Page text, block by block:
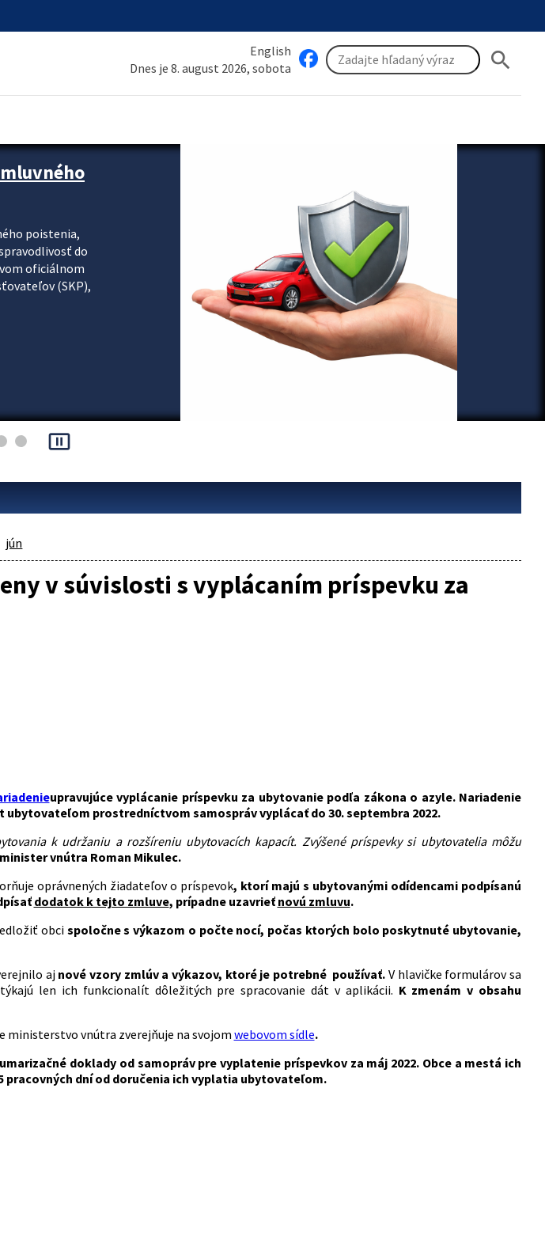
English
Dnes je 8. august 2026, sobota
search
poistenia,
do
oficiálnom
(SKP),
pause_presentation
jún
v súvislosti s vyplácaním príspevku za
upravujúce vyplácanie príspevku za ubytovanie podľa zákona o azyle. Nariadenie
ubytovateľom prostredníctvom samospráv vyplácať do 30. septembra 2022.
k udržaniu a rozšíreniu ubytovacích kapacít. Zvýšené príspevky si ubytovatelia môžu
minister vnútra Roman Mikulec.
oprávnených žiadateľov o príspevok, ktorí majú s ubytovanými odídencami podpísanú
dodatok k tejto zmluve, prípadne uzavrieť novú zmluvu.
obcispoločne s výkazom o počte nocí, počas ktorých bolo poskytnuté ubytovanie,
ajnové vzory zmlúv a výkazov, ktoré je potrebné používať. V hlavičke formulárov sa
len ich funkcionalít dôležitých pre spracovanie dát v aplikácii. K zmenám v obsahu
ministerstvo vnútra zverejňuje na svojom webovom sídle.
doklady od samopráv pre vyplatenie príspevkov za máj 2022. Obce a mestá ich
pracovných dní od doručenia ich vyplatia ubytovateľom.